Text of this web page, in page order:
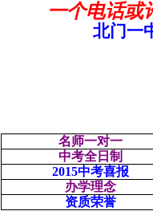
一个电话或
北门一
名师一对一
中考全日制
2015中考喜报
办学理念
资质荣誉